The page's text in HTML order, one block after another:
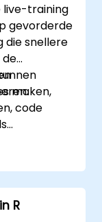
live-training
gevorderde
die snellere
de
maken,
code
R